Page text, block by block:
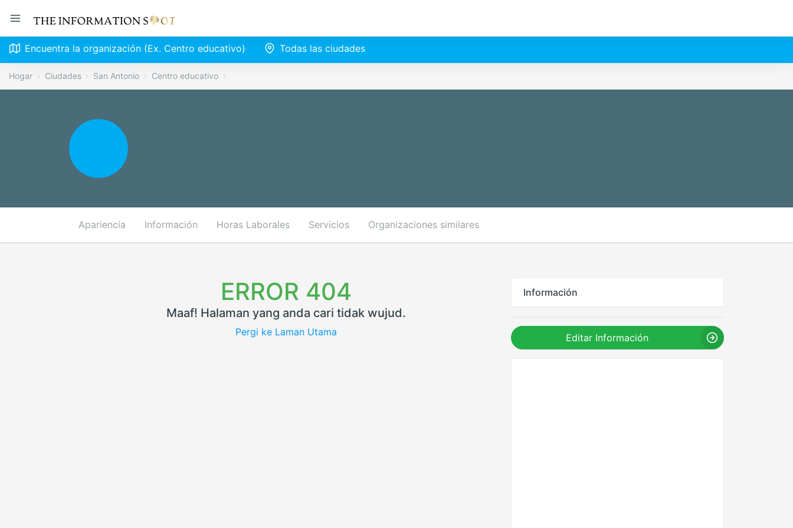
Encuentra la organización (Ex. Centro educativo) Todas las ciudades
Hogar Ciudades San Antonio Centro educativo
Apariencia Información Horas Laborales Servicios Organizaciones similares
ERROR 404
Maaf! Halaman yang anda cari tidak wujud.
Pergi ke Laman Utama
Información
Editar Información